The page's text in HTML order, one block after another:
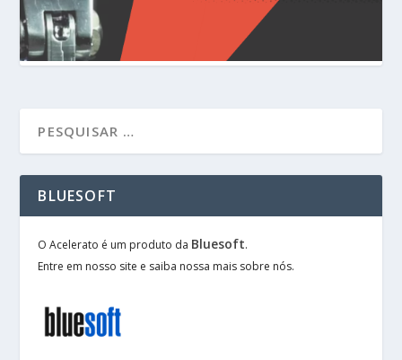
BLUESOFT
O Acelerato é um produto da Bluesoft.
Entre em nosso site e saiba nossa mais sobre nós.